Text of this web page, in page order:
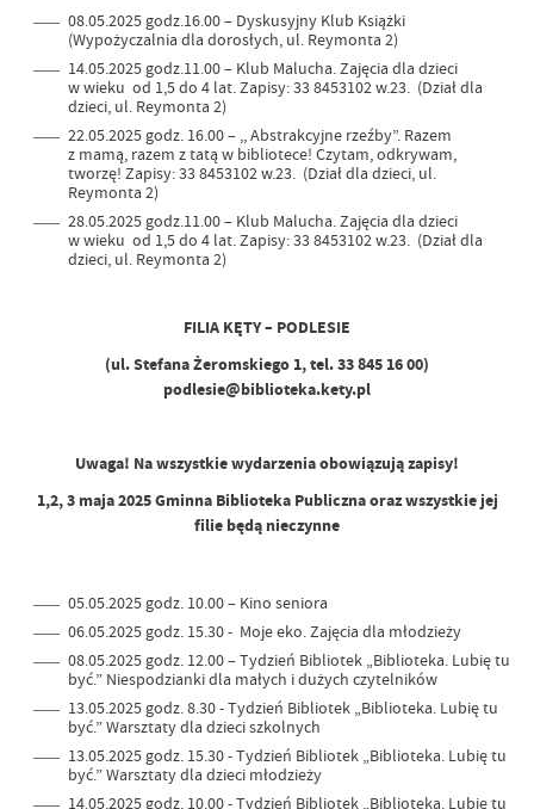
08.05.2025 godz.16.00 – Dyskusyjny Klub Książki
(Wypożyczalnia dla dorosłych, ul. Reymonta 2)
14.05.2025 godz.11.00 – Klub Malucha. Zajęcia dla dzieci
w wieku od 1,5 do 4 lat. Zapisy: 33 8453102 w.23. (Dział dla
dzieci, ul. Reymonta 2)
22.05.2025 godz. 16.00 – ,, Abstrakcyjne rzeźby”. Razem
z mamą, razem z tatą w bibliotece! Czytam, odkrywam,
tworzę! Zapisy: 33 8453102 w.23. (Dział dla dzieci, ul.
Reymonta 2)
28.05.2025 godz.11.00 – Klub Malucha. Zajęcia dla dzieci
w wieku od 1,5 do 4 lat. Zapisy: 33 8453102 w.23. (Dział dla
dzieci, ul. Reymonta 2)
FILIA KĘTY – PODLESIE
(ul. Stefana Żeromskiego 1, tel. 33 845 16 00)
podlesie@biblioteka.kety.pl
Uwaga! Na wszystkie wydarzenia obowiązują zapisy!
1,2, 3 maja 2025 Gminna Biblioteka Publiczna oraz wszystkie jej
filie będą nieczynne
05.05.2025 godz. 10.00 – Kino seniora
06.05.2025 godz. 15.30 - Moje eko. Zajęcia dla młodzieży
08.05.2025 godz. 12.00 – Tydzień Bibliotek „Biblioteka. Lubię tu
być.” Niespodzianki dla małych i dużych czytelników
13.05.2025 godz. 8.30 - Tydzień Bibliotek „Biblioteka. Lubię tu
być.” Warsztaty dla dzieci szkolnych
13.05.2025 godz. 15.30 - Tydzień Bibliotek „Biblioteka. Lubię tu
być.” Warsztaty dla dzieci młodzieży
14.05.2025 godz. 10.00 - Tydzień Bibliotek „Biblioteka. Lubię tu